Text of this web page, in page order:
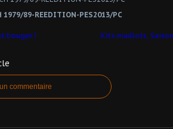
1979/89-REEDITION-PES2013/PC
bouger ! Kits maillots,
commentaire